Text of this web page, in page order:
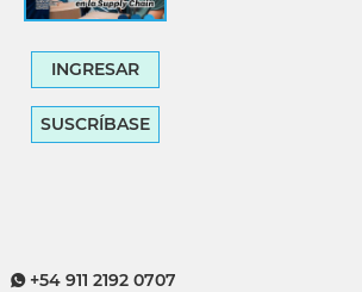
INGRESAR
SUSCRÍBASE
+54 911 2192 0707